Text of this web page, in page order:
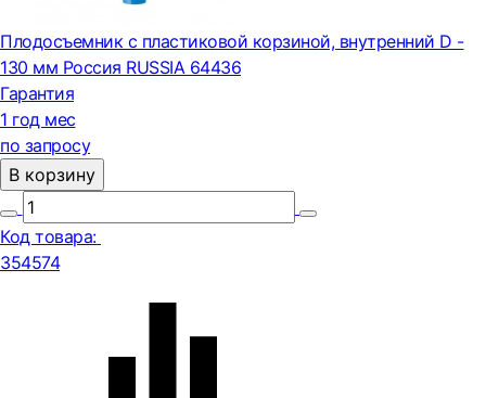
Плодосъемник с пластиковой корзиной, внутренний D -
130 мм Россия RUSSIA 64436
Гарантия
1 год мес
по запросу
В корзину
Код товара:
354574